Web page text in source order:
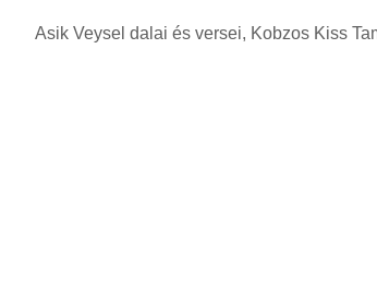
r
á
:
Asik Veysel dalai és versei, Kobzos Kiss